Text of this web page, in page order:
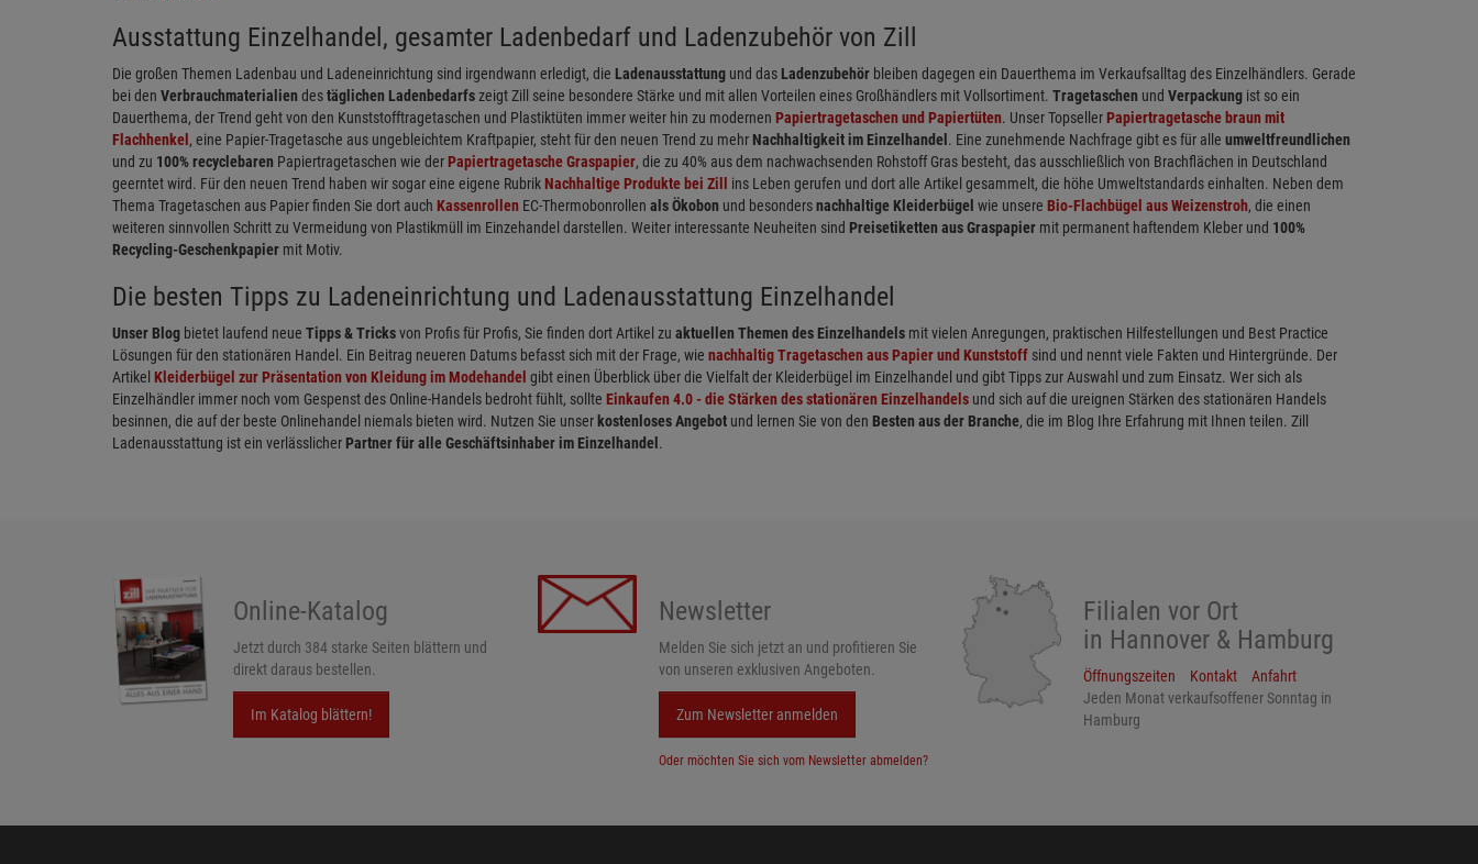
Ausstattung Einzelhandel, gesamter Ladenbedarf und Ladenzubehör von Zill
Die großen Themen Ladenbau und Ladeneinrichtung sind irgendwann erledigt, die Ladenausstattung und das Ladenzubehör bleiben dagegen ein Dauerthema im Verkaufsalltag des Einzelhändlers. Gerade
bei den Verbrauchmaterialien destäglichen Ladenbedarfszeigt Zill seine besondere Stärke und mit allen Vorteilen eines Großhändlers mit Vollsortiment. Tragetaschen und Verpackung ist so ein
Dauerthema, der Trend geht von den Kunststofftragetaschen und Plastiktüten immer weiter hin zu modernen Papiertragetaschen und Papiertüten. Unser TopsellerPapiertragetasche braun mit
Flachhenkel , eine Papier-Tragetasche aus ungebleichtem Kraftpapier, steht für den neuen Trend zu mehr Nachhaltigkeit im Einzelhandel . Eine zunehmende Nachfrage gibt es für alle umweltfreundlichen
und zu 100% recyclebaren Papiertragetaschen wie derPapiertragetasche Graspapier, die zu 40% aus dem nachwachsenden Rohstoff Gras besteht, das ausschließlich von Brachflächen in Deutschland
geerntet wird. Für den neuen Trend haben wir sogar eine eigene RubrikNachhaltige Produkte bei Zill
ins Leben gerufen und dort alle Artikel gesammelt, die höhe Umweltstandards einhalten. Neben dem
Thema Tragetaschen aus Papier finden Sie dort auch Kassenrollen EC-Thermobonrollen als Ökobon und besondersnachhaltige Kleiderbügel wie unsere Bio-Flachbügel aus Weizenstroh, die einen
weiteren sinnvollen Schritt zu Vermeidung von Plastikmüll im Einzehandel darstellen. Weiter interessante Neuheiten sind Preisetiketten aus Graspapier mit permanent haftendem Kleber und 100%
Recycling-Geschenkpapier mit Motiv.
Die besten Tipps zu Ladeneinrichtung und Ladenausstattung Einzelhandel
Unser Blog bietet laufend neue Tipps & Tricksvon Profis für Profis, Sie finden dort Artikel zu aktuellen Themen des Einzelhandels mit vielen Anregungen, praktischen Hilfestellungen und Best Practice
Lösungen für den stationären Handel. Ein Beitrag neueren Datums befasst sich mit der Frage, wie nachhaltig Tragetaschen aus Papier und Kunststoff sind und nennt viele Fakten und Hintergründe. Der
Artikel Kleiderbügel zur Präsentation von Kleidung im Modehandel gibt einen Überblick über die Vielfalt der Kleiderbügel im Einzelhandel und gibt Tipps zur Auswahl und zum Einsatz. Wer sich als
Einzelhändler immer noch vom Gespenst des Online-Handels bedroht fühlt, sollte Einkaufen 4.0 - die Stärken des stationären Einzelhandels und sich auf die ureignen Stärken des stationären Handels
besinnen, die auf der beste Onlinehandel niemals bieten wird. Nutzen Sie unser kostenloses Angebot und lernen Sie von den Besten aus der Branche, die im Blog Ihre Erfahrung mit Ihnen teilen. Zill
Ladenausstattung ist ein verlässlicher Partner für alle Geschäftsinhaber im Einzelhandel .
Online-Katalog
Jetzt durch 384 starke Seiten blättern und
direkt daraus bestellen.
Im Katalog blättern!
Newsletter
Melden Sie sich jetzt an und profitieren Sie
von unseren exklusiven Angeboten.
Zum Newsletter anmelden
Oder möchten Sie sich vom Newsletter abmelden?
Filialen vor Ort
in Hannover & Hamburg
Öffnungszeiten Kontakt
Anfahrt
Jeden Monat verkaufsoffener Sonntag in
Hamburg